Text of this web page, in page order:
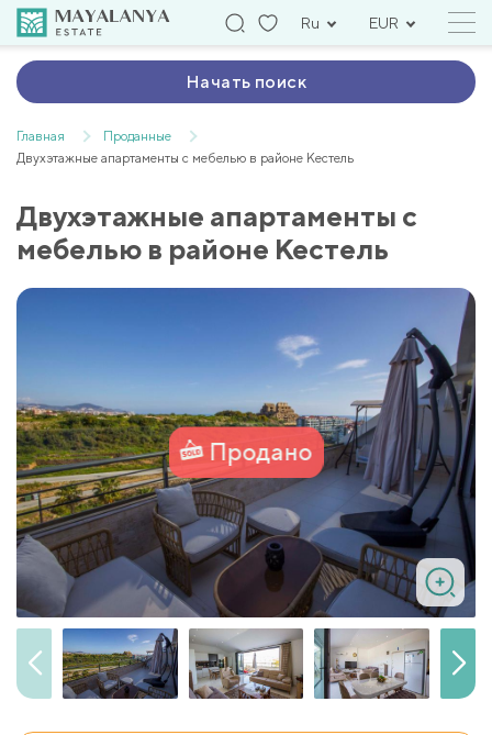
Ru EUR
Начать поиск
Главная
Проданные
Двухэтажные апартаменты с мебелью в районе Кестель
Двухэтажные апартаменты с
мебелью в районе Кестель
Продано